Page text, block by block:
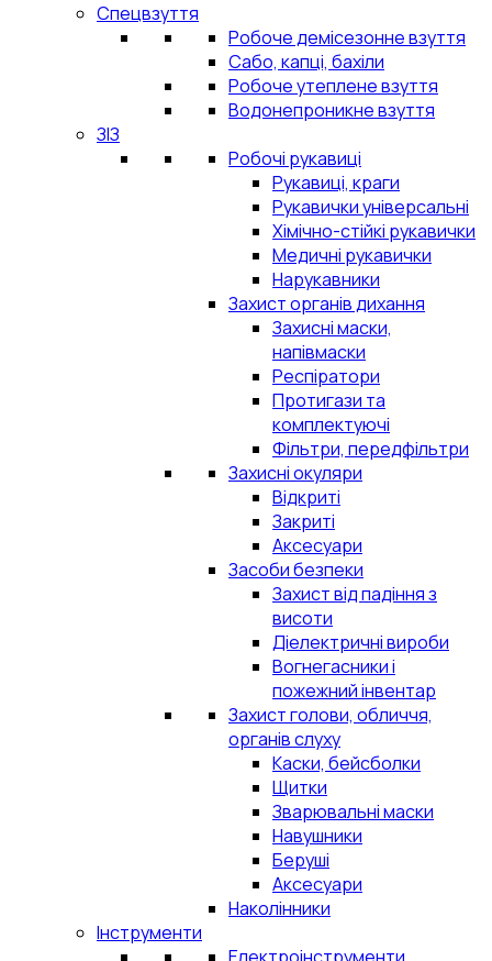
Спецвзуття
Робоче демісезонне взуття
Сабо, капці, бахіли
Робоче утеплене взуття
Водонепроникне взуття
ЗІЗ
Робочі рукавиці
Рукавиці, краги
Рукавички універсальні
Хімічно-стійкі рукавички
Медичні рукавички
Нарукавники
Захист органів дихання
Захисні маски,
напівмаски
Респіратори
Протигази та
комплектуючі
Фільтри, передфільтри
Захисні окуляри
Відкриті
Закриті
Аксесуари
Засоби безпеки
Захист від падіння з
висоти
Діелектричні вироби
Вогнегасники і
пожежний інвентар
Захист голови, обличчя,
органів слуху
Каски, бейсболки
Щитки
Зварювальні маски
Навушники
Беруші
Аксесуари
Наколінники
Інструменти